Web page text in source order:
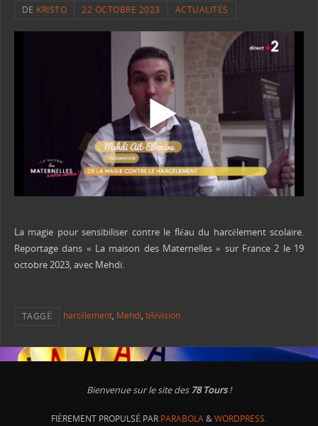
DE KRISTO 22 OCTOBRE 2023 ACTUALITÉS
La magie pour sensibiliser contre le fléau du harcèlement scolaire.
Reportage dans « La maison des Maternelles » sur France 2 le 19
octobre 2023, avec Mehdi.
TAGGÉ harcèlement, Mehdi,télévision
Bienvenue sur le site des78 Tours!
FIÈREMENT PROPULSÉ PAR PARABOLA&WORDPRESS.